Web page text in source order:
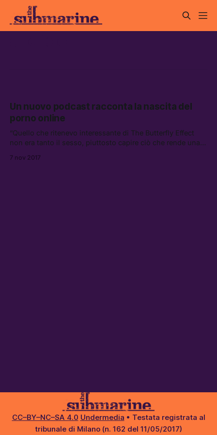
Un nuovo podcast racconta la nascita del
porno online
“Quello che ritenevo interessante di The Butterfly Effect
non era tanto il sesso, piuttosto capire ciò che rende una
7 nov 2017
CC–BY–NC–SA 4.0 Undermedia • Testata registrata al
tribunale di Milano (n. 162 del 11/05/2017)